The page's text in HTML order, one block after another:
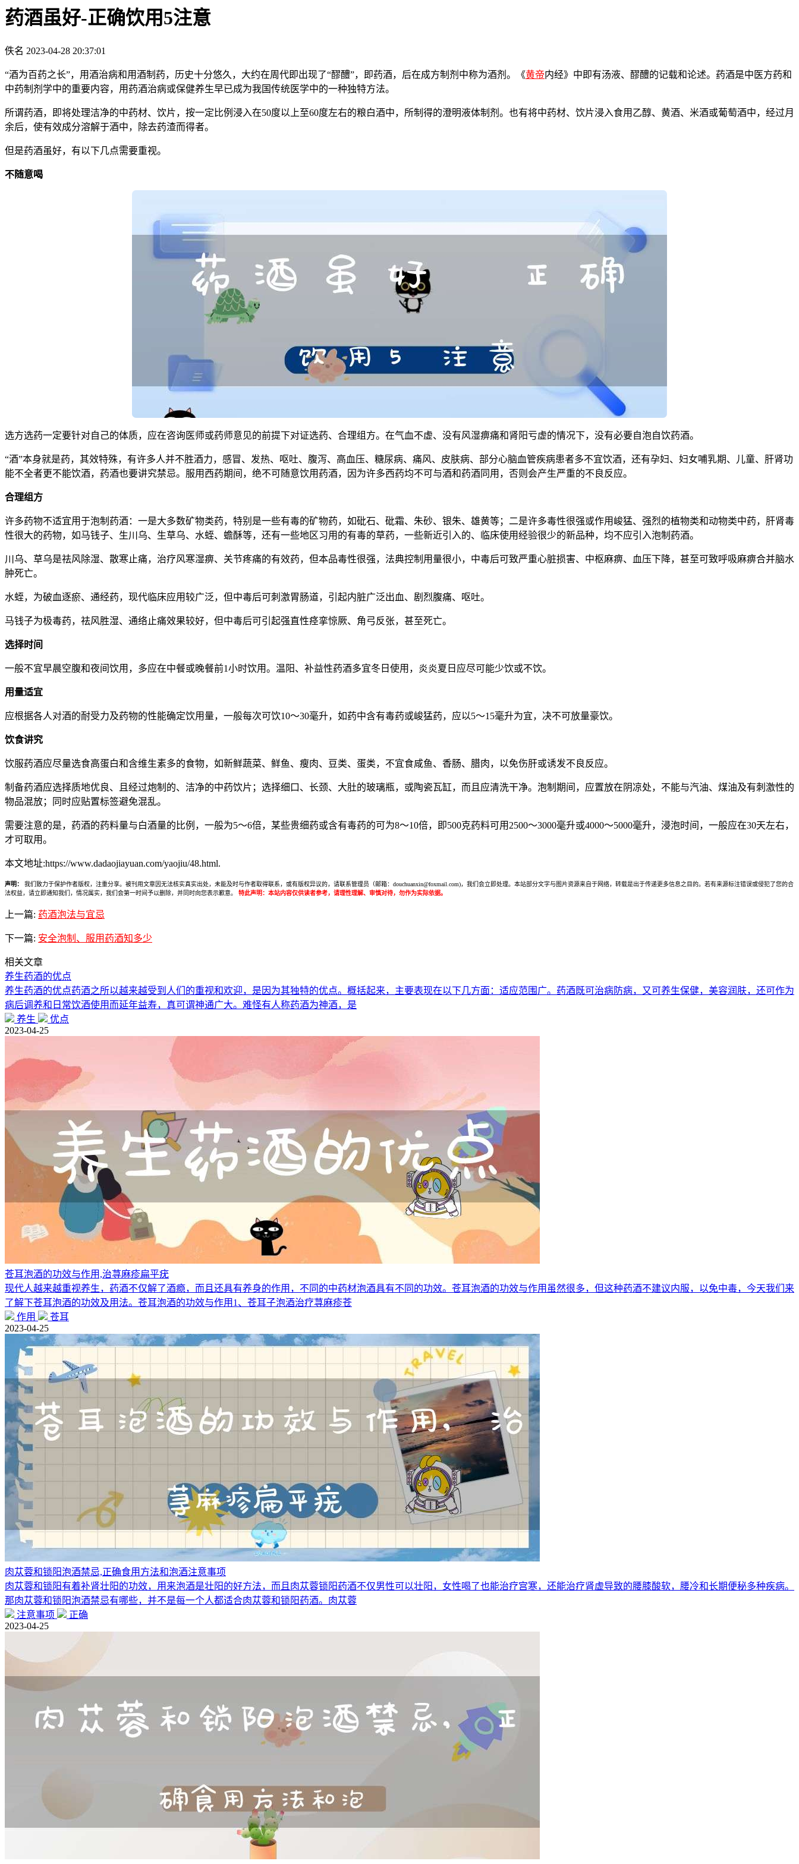
药酒虽好-正确饮用5注意
佚名 2023-04-28 20:37:01
“酒为百药之长”，用酒治病和用酒制药，历史十分悠久，大约在周代即出现了“醪醴”，即药酒，后在成方制剂中称为酒剂。《黄帝内经》中即有汤液、醪醴的记载和论述。药酒是中医方药和
中药制剂学中的重要内容，用药酒治病或保健养生早已成为我国传统医学中的一种独特方法。
所谓药酒，即将处理洁净的中药材、饮片，按一定比例浸入在50度以上至60度左右的粮白酒中，所制得的澄明液体制剂。也有将中药材、饮片浸入食用乙醇、黄酒、米酒或葡萄酒中，经过月
余后，使有效成分溶解于酒中，除去药渣而得者。
但是药酒虽好，有以下几点需要重视。
不随意喝
选方选药一定要针对自己的体质，应在咨询医师或药师意见的前提下对证选药、合理组方。在气血不虚、没有风湿痹痛和肾阳亏虚的情况下，没有必要自泡自饮药酒。
“酒”本身就是药，其效特殊，有许多人并不胜酒力，感冒、发热、呕吐、腹泻、高血压、糖尿病、痛风、皮肤病、部分心脑血管疾病患者多不宜饮酒，还有孕妇、妇女哺乳期、儿童、肝肾功
能不全者更不能饮酒，药酒也要讲究禁忌。服用西药期间，绝不可随意饮用药酒，因为许多西药均不可与酒和药酒同用，否则会产生严重的不良反应。
合理组方
许多药物不适宜用于泡制药酒：一是大多数矿物类药，特别是一些有毒的矿物药，如砒石、砒霜、朱砂、银朱、雄黄等；二是许多毒性很强或作用峻猛、强烈的植物类和动物类中药，肝肾毒
性很大的药物，如马钱子、生川乌、生草乌、水蛭、蟾酥等，还有一些地区习用的有毒的草药，一些新近引入的、临床使用经验很少的新品种，均不应引入泡制药酒。
川乌、草乌是祛风除湿、散寒止痛，治疗风寒湿痹、关节疼痛的有效药，但本品毒性很强，法典控制用量很小，中毒后可致严重心脏损害、中枢麻痹、血压下降，甚至可致呼吸麻痹合并脑水
肿死亡。
水蛭，为破血逐瘀、通经药，现代临床应用较广泛，但中毒后可刺激胃肠道，引起内脏广泛出血、剧烈腹痛、呕吐。
马钱子为极毒药，祛风胜湿、通络止痛效果较好，但中毒后可引起强直性痉挛惊厥、角弓反张，甚至死亡。
选择时间
一般不宜早晨空腹和夜间饮用，多应在中餐或晚餐前1小时饮用。温阳、补益性药酒多宜冬日使用，炎炎夏日应尽可能少饮或不饮。
用量适宜
应根据各人对酒的耐受力及药物的性能确定饮用量，一般每次可饮10～30毫升，如药中含有毒药或峻猛药，应以5～15毫升为宜，决不可放量豪饮。
饮食讲究
饮服药酒应尽量选食高蛋白和含维生素多的食物，如新鲜蔬菜、鲜鱼、瘦肉、豆类、蛋类，不宜食咸鱼、香肠、腊肉，以免伤肝或诱发不良反应。
制备药酒应选择质地优良、且经过炮制的、洁净的中药饮片；选择细口、长颈、大肚的玻璃瓶，或陶瓷瓦缸，而且应清洗干净。泡制期间，应置放在阴凉处，不能与汽油、煤油及有刺激性的
物品混放；同时应贴置标签避免混乱。
需要注意的是，药酒的药料量与白酒量的比例，一般为5～6倍，某些贵细药或含有毒药的可为8～10倍，即500克药料可用2500～3000毫升或4000～5000毫升，浸泡时间，一般应在30天左右，
才可取用。
本文地址:https://www.dadaojiayuan.com/yaojiu/48.html.
声明：
我们致力于保护作者版权，注重分享。被刊用文章因无法核实真实出处，未能及时与作者取得联系，或有版权异议的，请联系管理员（邮箱：douchuanxin@foxmail.com)，我们会立即处理。本站部分文字与图片资源来自于网络，转载是出于传递更多信息之目的。若有来源标注错误或侵犯了您的合
法权益，请立即通知我们，情况属实，我们会第一时间予以删除，并同时向您表示歉意。
特此声明：本站内容仅供读者参考，请理性理解、审慎对待，勿作为实际依据。
上一篇: 药酒泡法与宜忌
下一篇: 安全泡制、服用药酒知多少
相关文章
养生药酒的优点
养生药酒的优点药酒之所以越来越受到人们的重视和欢迎，是因为其独特的优点。概括起来，主要表现在以下几方面：适应范围广。药酒既可治病防病，又可养生保健，美容润肤，还可作为
病后调养和日常饮酒使用而延年益寿，真可谓神通广大。难怪有人称药酒为神酒，是
养生
优点
2023-04-25
苍耳泡酒的功效与作用,治荨麻疹扁平疣
现代人越来越重视养生，药酒不仅解了酒瘾，而且还具有养身的作用，不同的中药材泡酒具有不同的功效。苍耳泡酒的功效与作用虽然很多，但这种药酒不建议内服，以免中毒，今天我们来
了解下苍耳泡酒的功效及用法。苍耳泡酒的功效与作用1、苍耳子泡酒治疗荨麻疹苍
作用
苍耳
2023-04-25
肉苁蓉和锁阳泡酒禁忌,正确食用方法和泡酒注意事项
肉苁蓉和锁阳有着补肾壮阳的功效，用来泡酒是壮阳的好方法，而且肉苁蓉锁阳药酒不仅男性可以壮阳，女性喝了也能治疗宫寒，还能治疗肾虚导致的腰膝酸软，腰冷和长期便秘多种疾病。
那肉苁蓉和锁阳泡酒禁忌有哪些，并不是每一个人都适合肉苁蓉和锁阳药酒。肉苁蓉
注意事项
正确
2023-04-25